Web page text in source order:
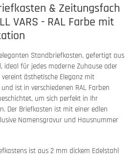
& Zeitungsfach
VARS - RAL Farbe mit
Standbriefkasten, gefertigt aus
ideal für jedes moderne Zuhause oder
vereint ästhetische Eleganz mit
ist in verschiedenen RAL Farben
um sich perfekt in Ihr
Der Briefkasten ist mit einer edlen
Namensgravur und Hausnummer
ist aus 2 mm dickem Edelstahl